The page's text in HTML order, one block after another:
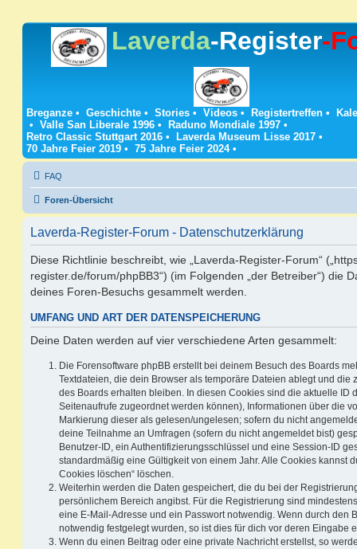
Laverda-Register-
Breganze • Geschichte • Stories • Videos • Registertreffen •
• Valle San Liberale 1996 • Raduno Mondiale 1997 •
Retro Classic Stuttgart 2016 • Laverda Museum Lisse 2017 •
70 Jahre Feier 2019 • 75 Jahre Feier 2024•
FAQ
Foren-Übersicht
Laverda-Register-Forum - Datenschutzerklärung
Diese Richtlinie beschreibt, wie „Laverda-Register-Forum“
register.de/forum/phpBB3“) (im Folgenden „der Betreiber“) die
deines Foren-Besuchs gesammelt werden.
UMFANG UND ART DER DATENSPEICHERUNG
Deine Daten werden auf vier verschiedene Arten gesammelt:
Die Forensoftware phpBB erstellt bei deinem Besuch des Boards
Textdateien, die dein Browser als temporäre Dateien ablegt und die
des Boards erhalten bleiben. In diesen Cookies sind die aktuelle ID
Seitenaufrufe zugeordnet werden können), Informationen über die
Markierung dieser als gelesen/ungelesen; sofern du nicht
deine Teilnahme an Umfragen (sofern du nicht angemeldet bist)
Benutzer-ID, ein Authentifizierungsschlüssel und eine Session-ID
standardmäßig eine Gültigkeit von einem Jahr. Alle Cookies kannst
Cookies löschen“ löschen.
Weiterhin werden die Daten gespeichert, die du bei der
persönlichem Bereich angibst. Für die Registrierung sind
eine E-Mail-Adresse und ein Passwort notwendig. Wenn durch den
notwendig festgelegt wurden, so ist dies für dich vor deren Eingabe
Wenn du einen Beitrag oder eine private Nachricht erstellst, so